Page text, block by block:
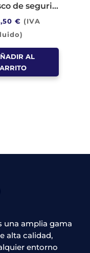
casco de seguridad kask zenith x air combo
€ (IVA
AL
una amplia gama
alta calidad,
entorno